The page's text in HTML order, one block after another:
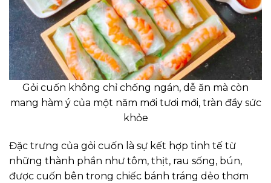
Gỏi cuốn không chỉ chống ngán, dễ ăn mà còn
mang hàm ý của một năm mới tươi mới, tràn đầy sức
khỏe
Đặc trưng của gỏi cuốn là sự kết hợp tinh tế từ
những thành phần như tôm, thịt, rau sống, bún,
được cuốn bên trong chiếc bánh tráng dẻo thơm